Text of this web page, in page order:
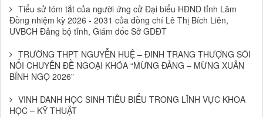
Tiểu sử tóm tắt của người ứng cử Đại biểu HĐND tỉnh Lâm
Đồng nhiệm kỳ 2026 - 2031 của đồng chí Lê Thị Bích Liên,
UVBCH Đảng bộ tỉnh, Giám đốc Sở GDĐT
TRƯỜNG THPT NGUYỄN HUỆ – ĐINH TRANG THƯỢNG SÔI
NỔI CHUYÊN ĐỀ NGOẠI KHÓA “MỪNG ĐẢNG – MỪNG XUÂN
BÍNH NGỌ 2026”
VINH DANH HỌC SINH TIÊU BIỂU TRONG LĨNH VỰC KHOA
HỌC – KỸ THUẬT